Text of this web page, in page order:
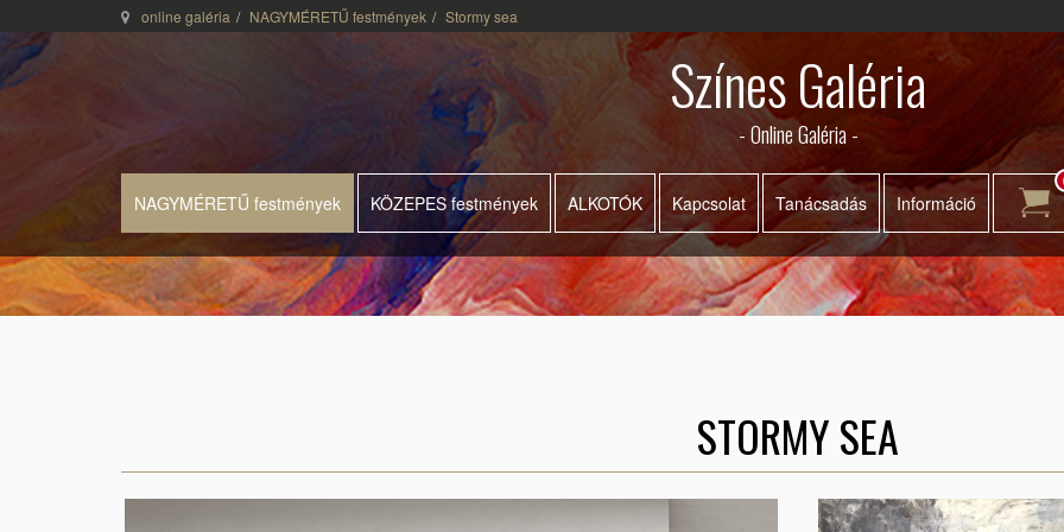
online galéria NAGYMÉRETŰ festmények Stormy sea
Színes Galéria
- Online Galéria -
NAGYMÉRETŰ festmények KÖZEPES festmények ALKOTÓK Kapcsolat Tanácsadás Információ
STORMY SEA